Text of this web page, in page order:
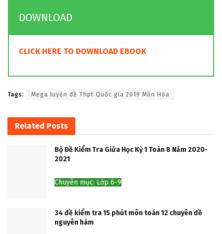
DOWNLOAD
CLICK HERE TO DOWNLOAD EBOOK
Tags: Mega luyện đề Thpt Quốc gia 2019 Môn Hóa
Related Posts
Bộ Đề Kiểm Tra Giữa Học Kỳ 1 Toán 8 Năm 2020-
2021
Chuyên mục: Lớp 6-9
34 đề kiểm tra 15 phút môn toán 12 chuyên đề
nguyên hàm